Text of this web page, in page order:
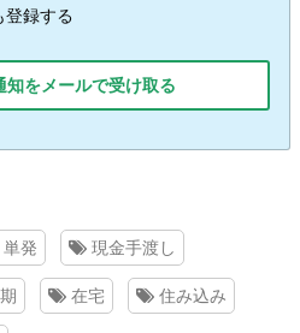
登録する
をメールで受け取る
単発 現金手渡し
在宅 住み込み